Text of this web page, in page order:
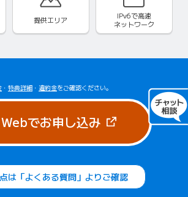
提供エリア IPv6で高速
ネットワーク
・ 特典詳細 ・ 違約金をご確認ください。
Webでお申し込み（新しいタブ
は「よくある質問」よりご確認